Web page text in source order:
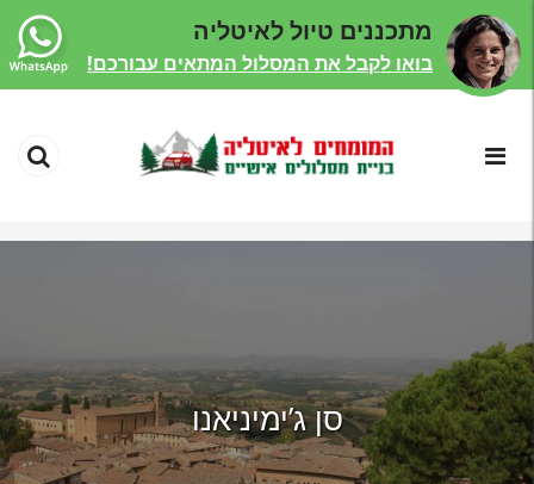
סן ג’ימיניאנו
מתכננים טיול לאיטליה
בואו לקבל את המסלול המתאים עבורכם!